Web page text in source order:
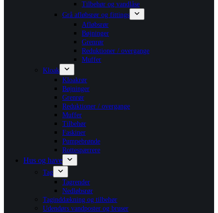
Tilbehør og vandlåse
Grå afløbsrør og fittings
Afløbsrør
Bøjninger
Grenrør
Reduktioner / overgange
Muffer
Kloak
Kloakrør
Bøjninger
Grenrør
Reduktioner / overgange
Muffer
Tilbehør
Faskiner
Pumpebrønde
Rottespærrere
Hus og have
Tag
Tagrender
Nedløbsrør
Taginddækning og tilbehør
Udendørs vandposter og bruser